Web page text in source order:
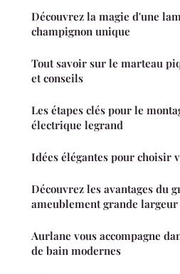
Découvrez la magie d'une
champignon unique
Tout savoir sur le marteau
et conseils
Les étapes clés pour le
électrique legrand
Idées élégantes pour choisir
Découvrez les avantages du
ameublement grande largeur
Aurlane vous accompagne
de bain modernes